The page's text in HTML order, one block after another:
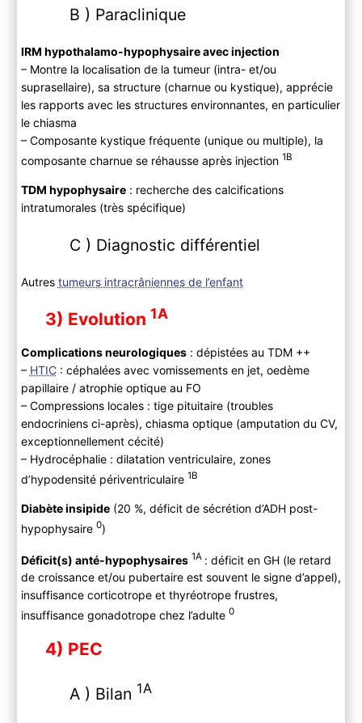
B ) Paraclinique
IRM hypothalamo-hypophysaire avec injection
– Montre la localisation de la tumeur (intra- et/ou
suprasellaire), sa structure (charnue ou kystique), apprécie
les rapports avec les structures environnantes, en particulier
le chiasma
– Composante kystique fréquente (unique ou multiple), la
composante charnue se réhausse après injection 1B
TDM hypophysaire: recherche des calcifications
intratumorales (très spécifique)
C ) Diagnostic différentiel
Autres tumeurs intracrâniennes de l’enfant
3) Evolution 1A
Complications neurologiques: dépistées au TDM ++
– HTIC: céphalées avec vomissements en jet, oedème
papillaire / atrophie optique au FO
– Compressions locales : tige pituitaire (troubles
endocriniens ci-après), chiasma optique (amputation du CV,
exceptionnellement cécité)
– Hydrocéphalie : dilatation ventriculaire, zones
d’hypodensité périventriculaire 1B
Diabète insipide(20 %, déficit de sécrétion d’ADH post-
hypophysaire 0)
Déficit(s) anté-hypophysaires 1A : déficit en GH (le retard
de croissance et/ou pubertaire est souvent le signe d’appel),
insuffisance corticotrope et thyréotrope frustres,
insuffisance gonadotrope chez l’adulte 0
4) PEC
A ) Bilan 1A